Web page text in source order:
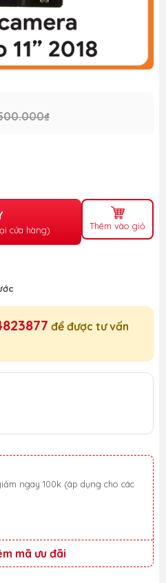
cửa hàng) Thêm vào giỏ
để được tư vấn
mã ưu đãi